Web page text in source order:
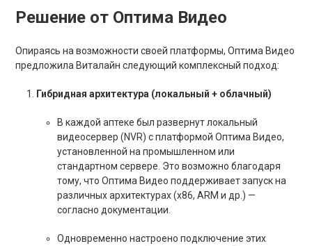
Решение от Оптима Видео
Опираясь на возможности своей платформы, Оптима Видео
предложила Виталайн следующий комплексный подход:
Гибридная архитектура (локальный + облачный)
В каждой аптеке был развернут локальный
видеосервер (NVR) с платформой Оптима Видео,
установленной на промышленном или
стандартном сервере. Это возможно благодаря
тому, что Оптима Видео поддерживает запуск на
различных архитектурах (x86, ARM и др.) —
согласно документации.
Одновременно настроено подключение этих